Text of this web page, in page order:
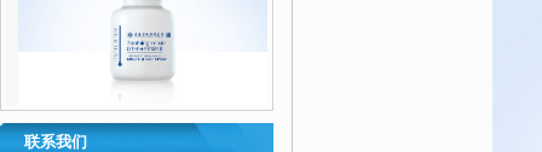
联系我们